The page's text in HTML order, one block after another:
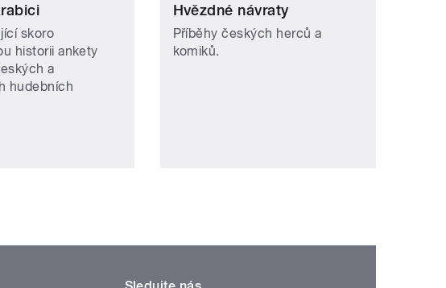
skoro
historii ankety
a
hudebních
Hvězdné návraty
Příběhy českých herců a
komiků.